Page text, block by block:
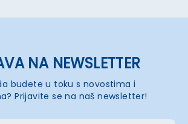
NA NEWSLETTER
budete u toku s novostima i
Prijavite se na naš newsletter!